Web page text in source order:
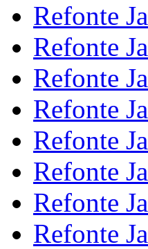
Refonte
Refonte
Refonte
Refonte
Refonte
Refonte
Refonte
Refonte